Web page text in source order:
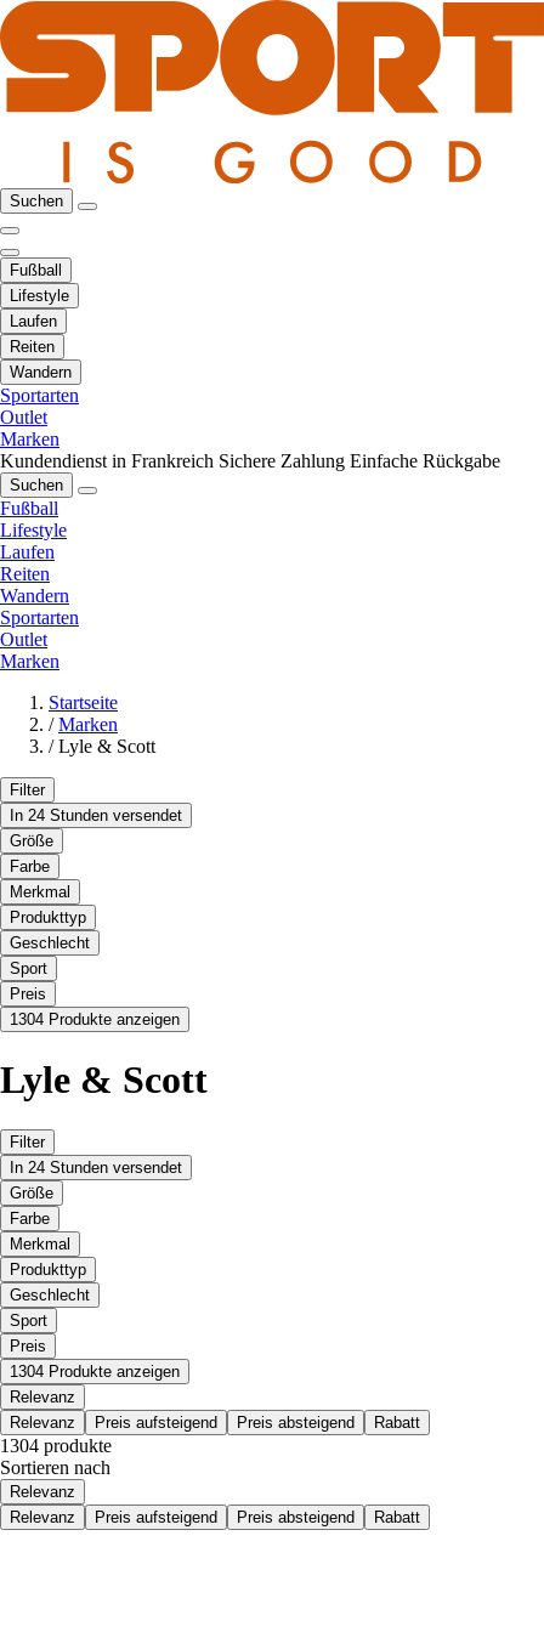
Suchen
Fußball
Lifestyle
Laufen
Reiten
Wandern
Sportarten
Outlet
Marken
Kundendienst in Frankreich Sichere Zahlung Einfache Rückgabe
Suchen
Fußball
Lifestyle
Laufen
Reiten
Wandern
Sportarten
Outlet
Marken
Startseite
/ Marken
/ Lyle & Scott
Filter
In 24 Stunden versendet
Größe
Farbe
Merkmal
Produkttyp
Geschlecht
Sport
Preis
1304 Produkte anzeigen
Lyle & Scott
Filter
In 24 Stunden versendet
Größe
Farbe
Merkmal
Produkttyp
Geschlecht
Sport
Preis
1304 Produkte anzeigen
Relevanz
Relevanz
Preis aufsteigend Preis absteigend Rabatt
1304 produkte
Sortieren nach
Relevanz
Relevanz
Preis aufsteigend Preis absteigend Rabatt